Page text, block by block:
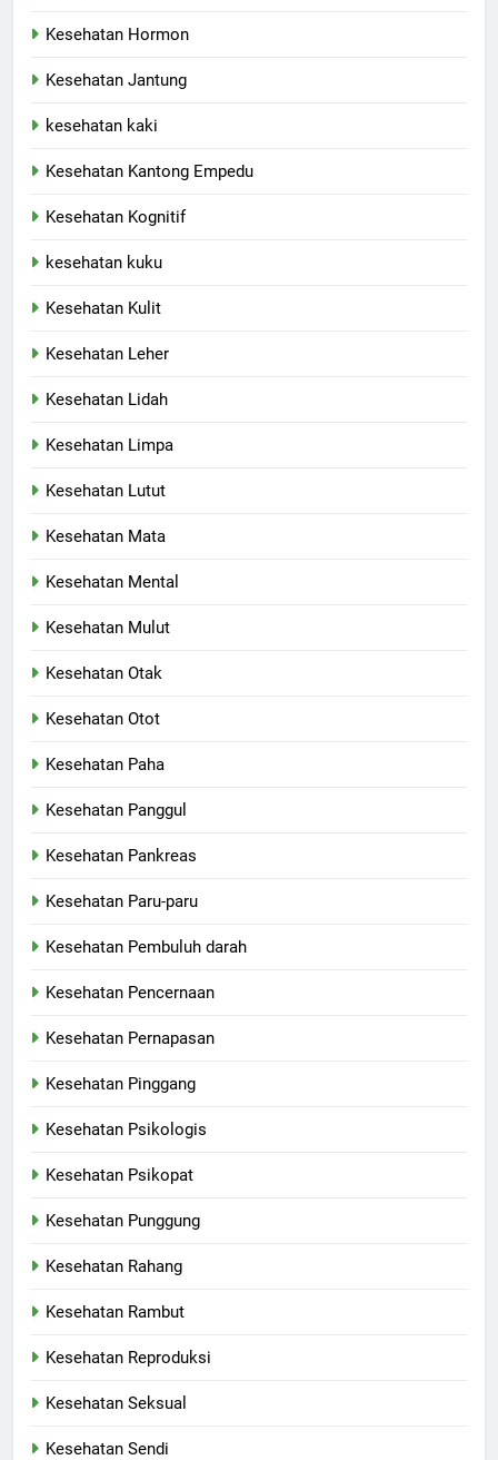
Kesehatan Hormon
Kesehatan Jantung
kesehatan kaki
Kesehatan Kantong Empedu
Kesehatan Kognitif
kesehatan kuku
Kesehatan Kulit
Kesehatan Leher
Kesehatan Lidah
Kesehatan Limpa
Kesehatan Lutut
Kesehatan Mata
Kesehatan Mental
Kesehatan Mulut
Kesehatan Otak
Kesehatan Otot
Kesehatan Paha
Kesehatan Panggul
Kesehatan Pankreas
Kesehatan Paru-paru
Kesehatan Pembuluh darah
Kesehatan Pencernaan
Kesehatan Pernapasan
Kesehatan Pinggang
Kesehatan Psikologis
Kesehatan Psikopat
Kesehatan Punggung
Kesehatan Rahang
Kesehatan Rambut
Kesehatan Reproduksi
Kesehatan Seksual
Kesehatan Sendi